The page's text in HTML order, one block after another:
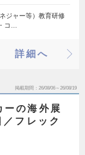
ジャー等）教育研修
コ…
詳細へ
掲載期間 26/08/06～26/08/19
の海外展
フレック